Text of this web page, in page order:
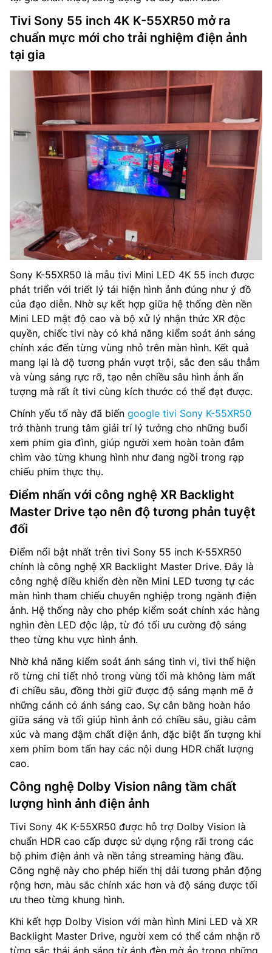
Tivi Sony 55 inch 4K K-55XR50 mở ra
chuẩn mực mới cho trải nghiệm điện ảnh
tại gia
Sony K-55XR50 là mẫu tivi Mini LED 4K 55 inch được
phát triển với triết lý tái hiện hình ảnh đúng như ý đồ
của đạo diễn. Nhờ sự kết hợp giữa hệ thống đèn nền
Mini LED mật độ cao và bộ xử lý nhận thức XR độc
quyền, chiếc tivi này có khả năng kiểm soát ánh sáng
chính xác đến từng vùng nhỏ trên màn hình. Kết quả
mang lại là độ tương phản vượt trội, sắc đen sâu thẳm
và vùng sáng rực rỡ, tạo nên chiều sâu hình ảnh ấn
tượng mà rất ít tivi cùng kích thước có thể đạt được.
Chính yếu tố này đã biến google tivi Sony K-55XR50
trở thành trung tâm giải trí lý tưởng cho những buổi
xem phim gia đình, giúp người xem hoàn toàn đắm
chìm vào từng khung hình như đang ngồi trong rạp
chiếu phim thực thụ.
Điểm nhấn với công nghệ XR Backlight
Master Drive tạo nên độ tương phản tuyệt
đối
Điểm nổi bật nhất trên tivi Sony 55 inch K-55XR50
chính là công nghệ XR Backlight Master Drive. Đây là
công nghệ điều khiển đèn nền Mini LED tương tự các
màn hình tham chiếu chuyên nghiệp trong ngành điện
ảnh. Hệ thống này cho phép kiểm soát chính xác hàng
nghìn đèn LED độc lập, từ đó tối ưu cường độ sáng
theo từng khu vực hình ảnh.
Nhờ khả năng kiểm soát ánh sáng tinh vi, tivi thể hiện
rõ từng chi tiết nhỏ trong vùng tối mà không làm mất
đi chiều sâu, đồng thời giữ được độ sáng mạnh mẽ ở
những cảnh có ánh sáng cao. Sự cân bằng hoàn hảo
giữa sáng và tối giúp hình ảnh có chiều sâu, giàu cảm
xúc và mang đậm chất điện ảnh, đặc biệt ấn tượng khi
xem phim bom tấn hay các nội dung HDR chất lượng
cao.
Công nghệ Dolby Vision nâng tầm chất
lượng hình ảnh điện ảnh
Tivi Sony 4K K-55XR50 được hỗ trợ Dolby Vision là
chuẩn HDR cao cấp được sử dụng rộng rãi trong các
bộ phim điện ảnh và nền tảng streaming hàng đầu.
Công nghệ này cho phép hiển thị dải tương phản động
rộng hơn, màu sắc chính xác hơn và độ sáng được tối
ưu theo từng khung hình.
Khi kết hợp Dolby Vision với màn hình Mini LED và XR
Backlight Master Drive, người xem có thể cảm nhận rõ
từng sắc thái ánh sáng từ ánh đèn mờ ảo trong những